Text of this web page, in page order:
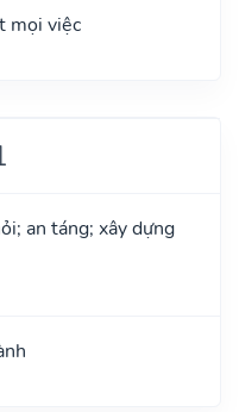
mọi việc
an táng; xây dựng